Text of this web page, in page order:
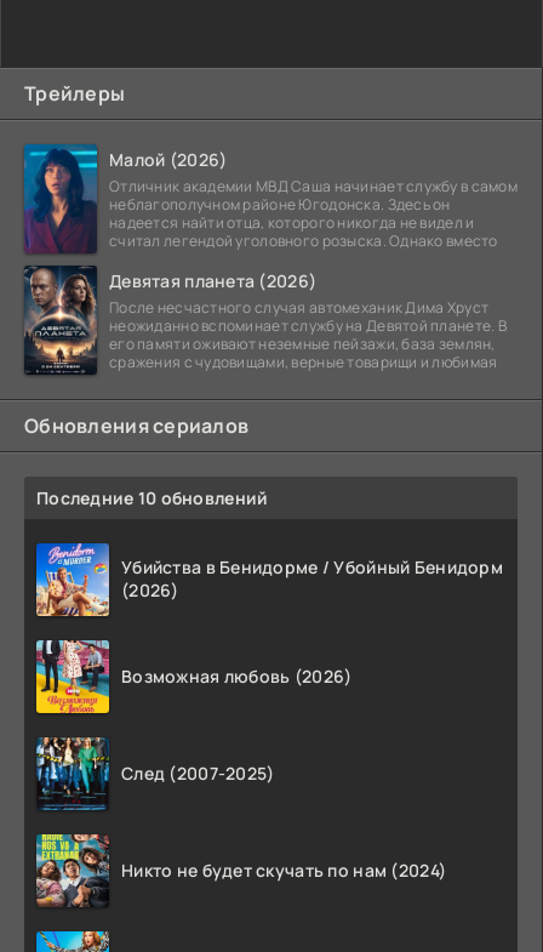
Трейлеры
Малой (2026)
Отличник академии МВД Саша начинает службу в самом
неблагополучном районе Югодонска. Здесь он
надеется найти отца, которого никогда не видел и
считал легендой уголовного розыска. Однако вместо
Девятая планета (2026)
После несчастного случая автомеханик Дима Хруст
неожиданно вспоминает службу на Девятой планете. В
его памяти оживают неземные пейзажи, база землян,
сражения с чудовищами, верные товарищи и любимая
Обновления сериалов
Последние 10 обновлений
Убийства в Бенидорме / Убойный Бенидорм
(2026)
Возможная любовь (2026)
След (2007-2025)
Никто не будет скучать по нам (2024)